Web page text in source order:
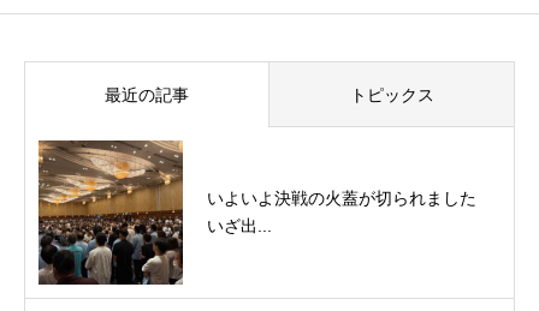
最近の記事 トピックス
いよいよ決戦の火蓋が切られました
いざ出...